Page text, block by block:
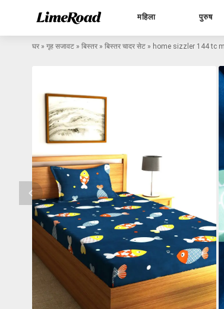
महिला पुरुष
घर » गृह सजावट » बिस्तर » बिस्तर चादर सेट » home sizzler 144 tc